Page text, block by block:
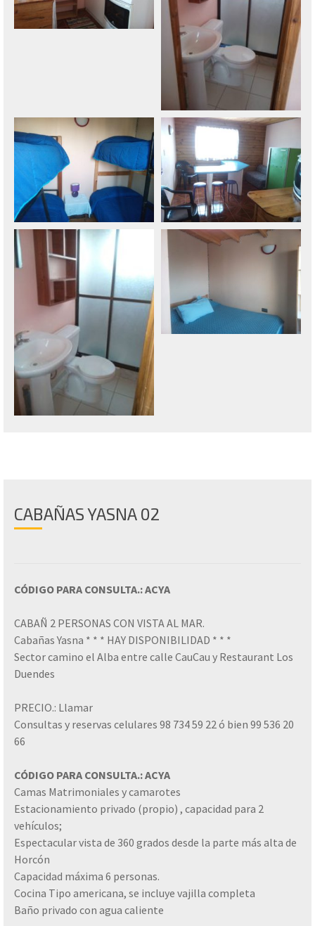
CABAÑAS YASNA 02
CÓDIGO PARA CONSULTA.: ACYA
CABAÑ 2 PERSONAS CON VISTA AL MAR.
Cabañas Yasna * * * HAY DISPONIBILIDAD * * *
Sector camino el Alba entre calle CauCau y Restaurant Los
Duendes
PRECIO.: Llamar
Consultas y reservas celulares 98 734 59 22 ó bien 99 536 20
66
CÓDIGO PARA CONSULTA.: ACYA
Camas Matrimoniales y camarotes
Estacionamiento privado (propio) , capacidad para 2
vehículos;
Espectacular vista de 360 grados desde la parte más alta de
Horcón
Capacidad máxima 6 personas.
Cocina Tipo americana, se incluye vajilla completa
Baño privado con agua caliente